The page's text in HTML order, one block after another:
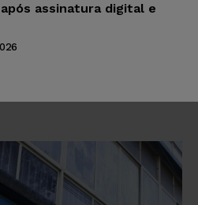
assinatura digital e